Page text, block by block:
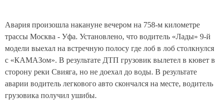
Авария произошла накануне вечером на 758-м километре
трассы Москва - Уфа. Установлено, что водитель «Лады» 9-й
модели выехал на встречную полосу где лоб в лоб столкнулся
с «КАМАЗом». В результате ДТП грузовик вылетел в кювет в
сторону реки Свияга, но не доехал до воды. В результате
аварии водитель легкового авто скончался на месте, водитель
грузовика получил ушибы.